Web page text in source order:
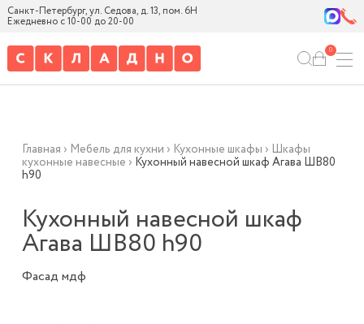
Санкт-Петербург, ул. Седова, д. 13, пом. 6Н
Ежедневно с 10-00 до 20-00
0
Главная › Мебель для кухни › Кухонные шкафы › Шкафы
кухонные навесные › Кухонный навесной шкаф Агава ШВ80
h90
Кухонный навесной шкаф
Агава ШВ80 h90
Фасад мдф